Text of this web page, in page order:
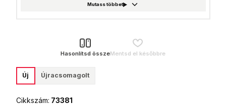
Hasonlítsd összeMentsd el későbbre
Új Újracsomagolt
Cikkszám: 73381
1 990 Ft
MPL Posta (Postán maradó)